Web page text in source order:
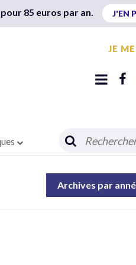
85 euros par an. J'EN
JE
Archives par